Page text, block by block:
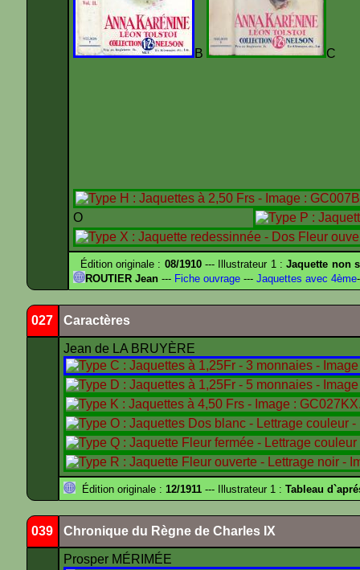
B
O
Édition originale : 08/1910--- Illustrateur 1 :Jaquette non
ROUTIER Jean --- Fiche ouvrage --- Jaquettes avec 4ème
027 Caractères
Jean de LA BRUYÈRE
Édition originale : 12/1911 --- Illustrateur 1 : Tableau
039 Chronique du Règne de Charles IX
Prosper MÉRIMÉE